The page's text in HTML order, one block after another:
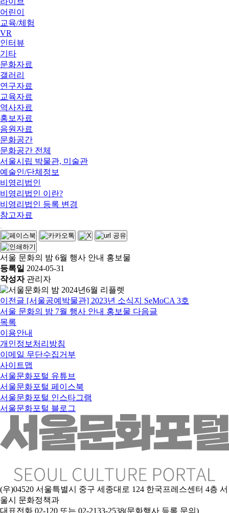
어린이
교육/체험
VR
인터뷰
기타
문화자료
갤러리
연구자료
교육자료
역사자료
홍보자료
음원자료
문화공간
문화공간 전체
서울시립 박물관, 미술관
예술인/단체정보
비영리법인
비영리법인 이란?
비영리법인 등록 변경
참고자료
서울 문화의 밤 6월 행사 안내 홍보물
등록일 2024-05-31
작성자 관리자
이전글 [서울공예박물관] 2023년 소식지 SeMoCA 3호
서울 문화의 밤 7월 행사 안내 홍보물 다음글
목록
이용안내
개인정보처리방침
이메일 무단수집거부
사이트맵
서울문화포털 유튜브
서울문화포털 페이스북
서울문화포털 인스타그램
서울문화포털 블로그
(우)04520 서울특별시 중구 세종대로 124 한국프레스센터 4층 서
울시 문화정책과
대표전화 02-120 또는 02-2133-2538(문화행사 등록 문의)